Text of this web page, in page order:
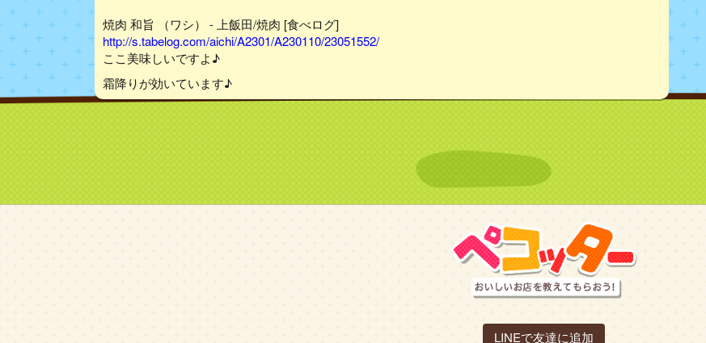
焼肉 和旨 （ワシ） - 上飯田/焼肉 [食べログ]
http://s.tabelog.com/aichi/A2301/A230110/23051552/
ここ美味しいですよ♪
霜降りが効いています♪
LINEで友達に追加